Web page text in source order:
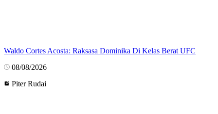
Waldo Cortes Acosta: Raksasa Dominika Di Kelas Berat UFC
08/08/2026
Piter Rudai